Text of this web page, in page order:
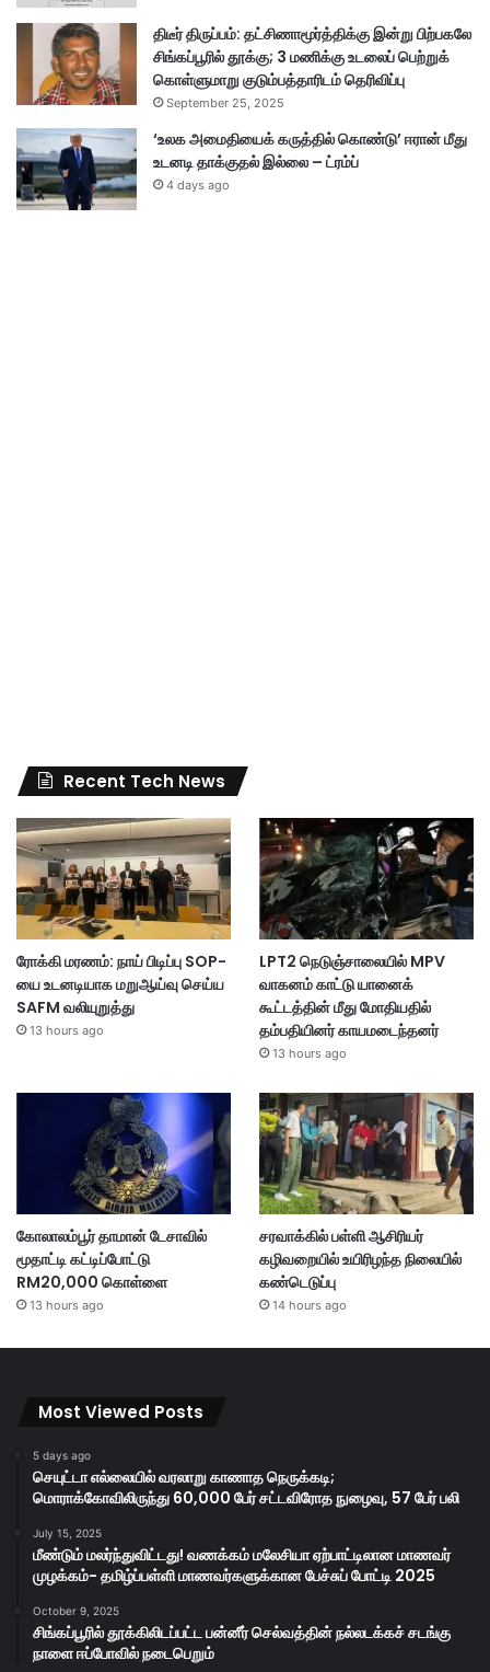
திடீர் திருப்பம்: தட்சிணாமூர்த்திக்கு இன்று பிற்பகலே
சிங்கப்பூரில் தூக்கு; 3 மணிக்கு உடலைப் பெற்றுக்
கொள்ளுமாறு குடும்பத்தாரிடம் தெரிவிப்பு
September 25, 2025
‘உலக அமைதியைக் கருத்தில் கொண்டு’ ஈரான் மீது
உடனடி தாக்குதல் இல்லை – ட்ரம்ப்
4 days ago
Recent Tech News
ரோக்கி மரணம்: நாய் பிடிப்பு SOP-
யை உடனடியாக மறுஆய்வு செய்ய
SAFM வலியுறுத்து
13 hours ago
LPT2 நெடுஞ்சாலையில் MPV
வாகனம் காட்டு யானைக்
கூட்டத்தின் மீது மோதியதில்
தம்பதியினர் காயமடைந்தனர்
13 hours ago
கோலாலம்பூர் தாமான் டேசாவில்
மூதாட்டி கட்டிப்போட்டு
RM20,000 கொள்ளை
13 hours ago
சரவாக்கில் பள்ளி ஆசிரியர்
கழிவறையில் உயிரிழந்த நிலையில்
கண்டெடுப்பு
14 hours ago
Most Viewed Posts
5 days ago
செயுட்டா எல்லையில் வரலாறு காணாத நெருக்கடி;
மொராக்கோவிலிருந்து 60,000 பேர் சட்டவிரோத நுழைவு, 57 பேர் பலி
July 15, 2025
மீண்டும் மலர்ந்துவிட்டது! வணக்கம் மலேசியா ஏற்பாட்டிலான மாணவர்
முழக்கம்- தமிழ்ப்பள்ளி மாணவர்களுக்கான பேச்சுப் போட்டி 2025
October 9, 2025
சிங்கப்பூரில் தூக்கிலிடப்பட்ட பன்னீர் செல்வத்தின் நல்லடக்கச் சடங்கு
நாளை ஈப்போவில் நடைபெறும்